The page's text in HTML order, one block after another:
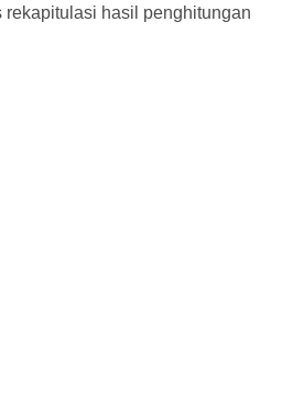
rekapitulasi hasil penghitungan